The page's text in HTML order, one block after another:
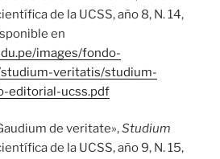
de la UCSS, año 8, N. 14,
en
images/fondo-
veritatis/studium-
editorial-ucss.pdf
de veritate»,Studium
de la UCSS, año 9, N. 15,